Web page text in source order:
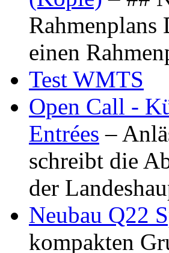
Rahmenplans
einen
Test WMTS
Open Call -
Entrées –
schreibt die
der
Neubau Q22
kompakten